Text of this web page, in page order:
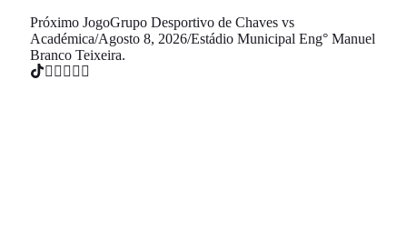
Próximo JogoGrupo Desportivo de Chaves vs
Académica/Agosto 8, 2026/Estádio Municipal Eng° Manuel
Branco Teixeira.